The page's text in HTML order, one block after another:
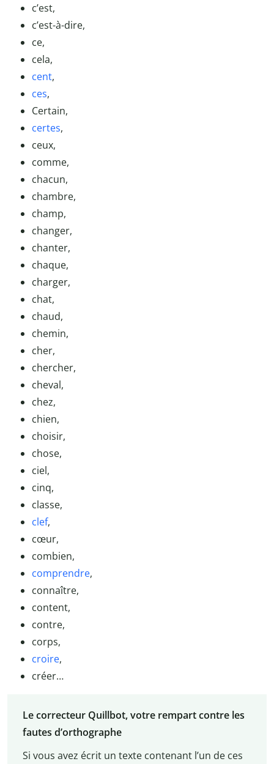
c’est,
c’est-à-dire,
ce,
cela,
cent,
ces,
Certain,
certes,
ceux,
comme,
chacun,
chambre,
champ,
changer,
chanter,
chaque,
charger,
chat,
chaud,
chemin,
cher,
chercher,
cheval,
chez,
chien,
choisir,
chose,
ciel,
cinq,
classe,
clef,
cœur,
combien,
comprendre,
connaître,
content,
contre,
corps,
croire,
créer…
Le correcteur Quillbot, votre rempart contre les
fautes d’orthographe
Si vous avez écrit un texte contenant l’un de ces